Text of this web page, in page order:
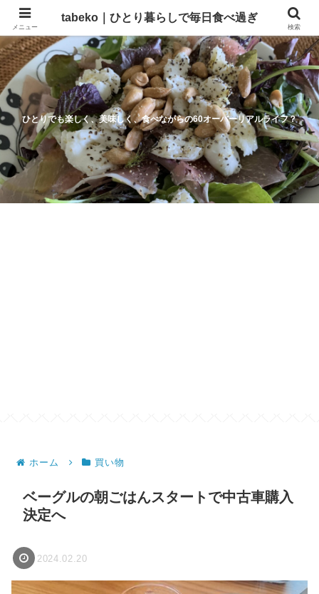
ひとりでも楽しく、美味しく、食べながらの60オーバーリアルライフ？
ホーム 買い物
ベーグルの朝ごはんスタートで中古車購入
決定へ
2024.02.20
メニュー
tabeko｜ひとり暮らしで毎日食べ過ぎ
検索